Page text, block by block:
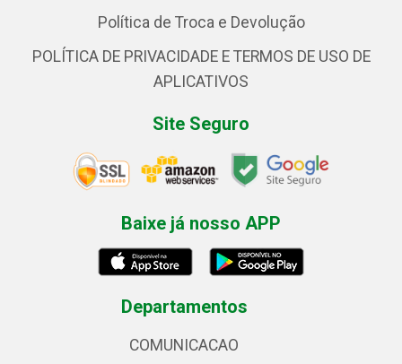
Política de Troca e Devolução
POLÍTICA DE PRIVACIDADE E TERMOS DE USO DE
APLICATIVOS
Site Seguro
Baixe já nosso APP
Departamentos
COMUNICACAO